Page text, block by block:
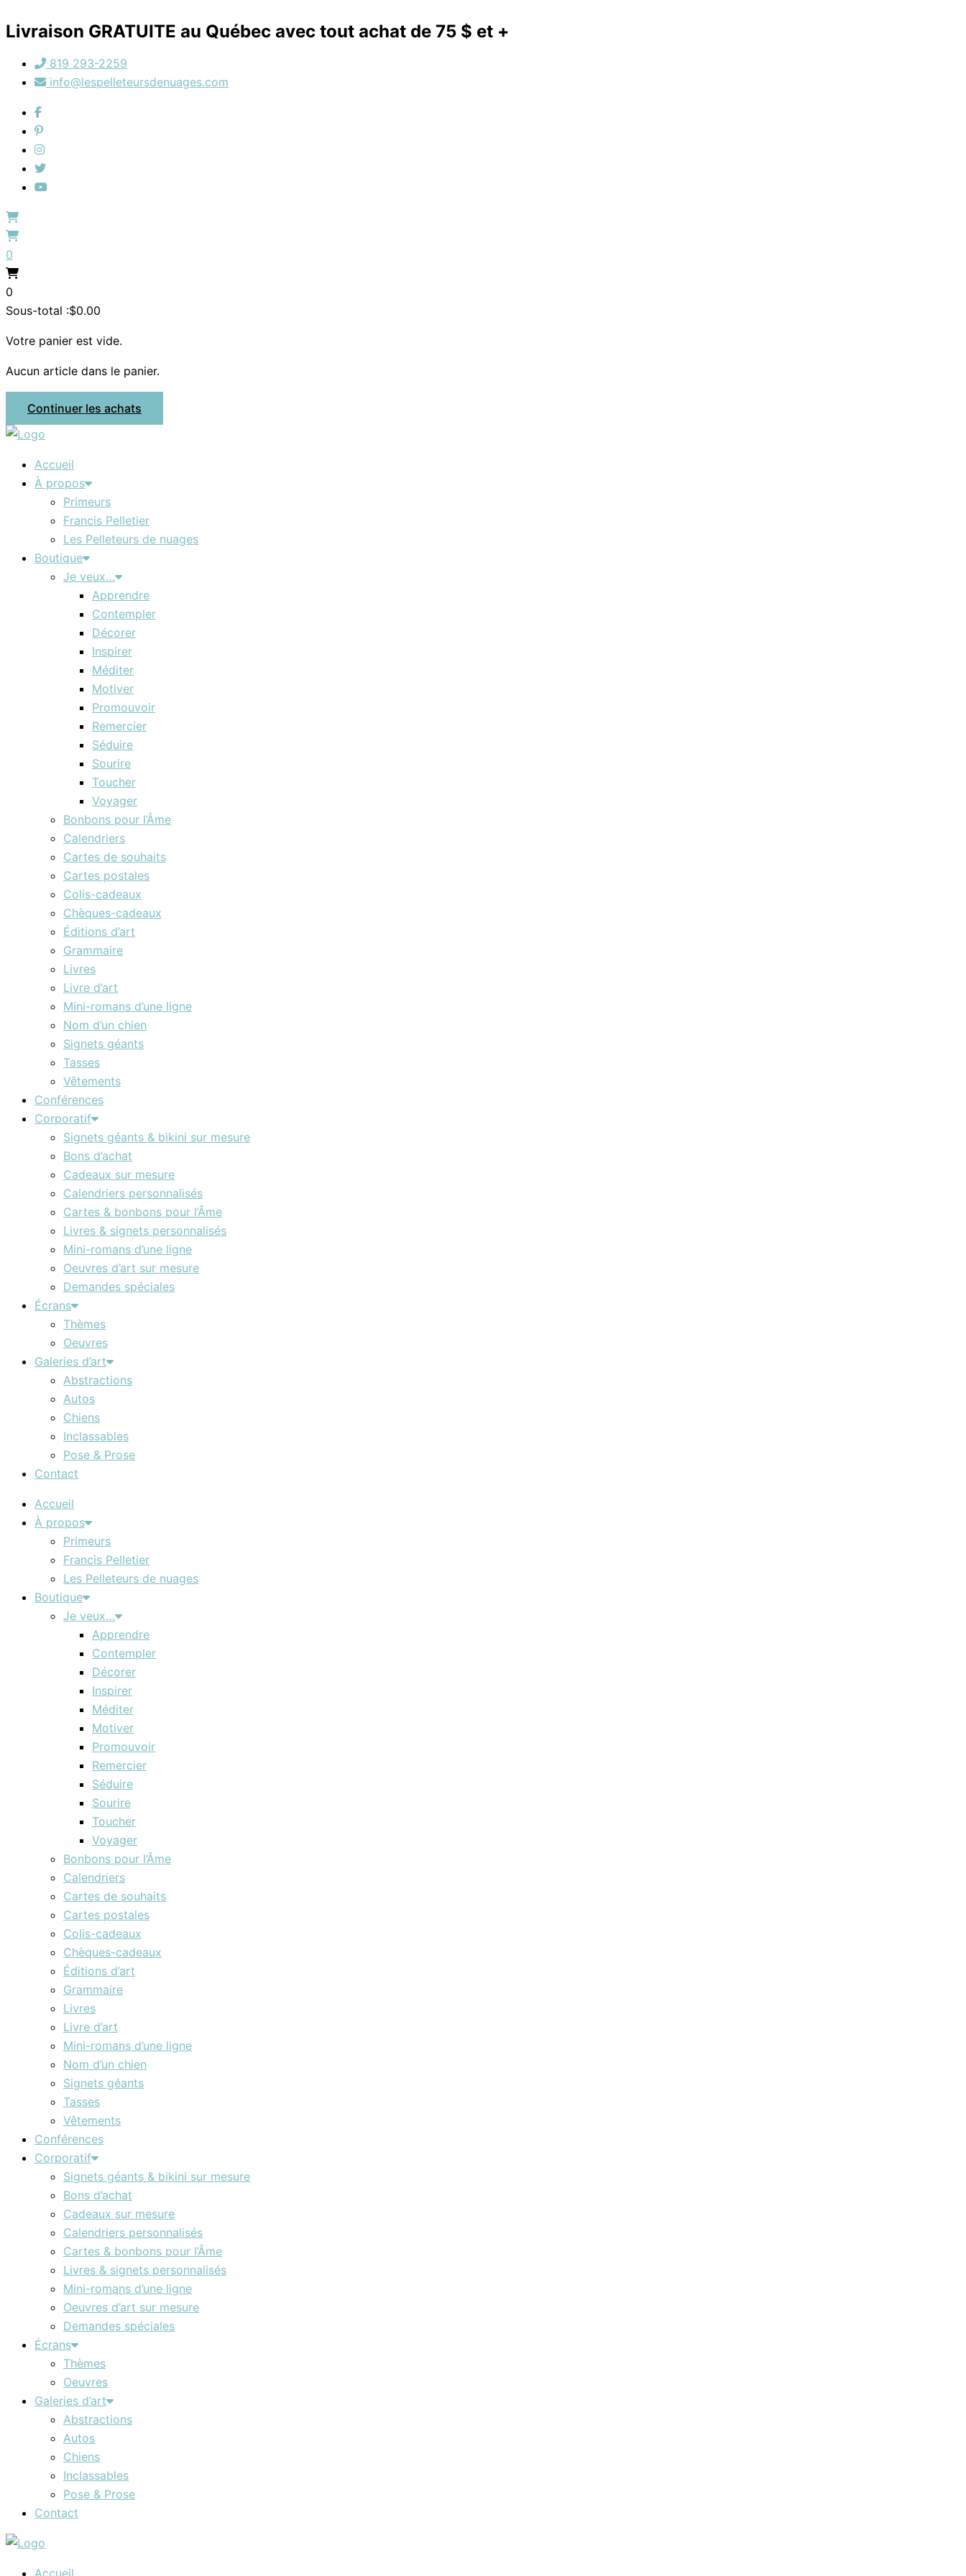
au
Livraison GRATUITE au Québec avec tout achat de 75 $ et +
819 293-2259
info@lespelleteursdenuages.com
0
0
Sous-total :$0.00
Votre panier est vide.
Aucun article dans le panier.
Continuer les achats
Accueil
À propos
Primeurs
Francis Pelletier
Les Pelleteurs de nuages
Boutique
Je veux…
Apprendre
Contempler
Décorer
Inspirer
Méditer
Motiver
Promouvoir
Remercier
Séduire
Sourire
Toucher
Voyager
Bonbons pour l’Âme
Calendriers
Cartes de souhaits
Cartes postales
Colis-cadeaux
Chèques-cadeaux
Éditions d’art
Grammaire
Livres
Livre d’art
Mini-romans d’une ligne
Nom d’un chien
Signets géants
Tasses
Vêtements
Conférences
Corporatif
Signets géants & bikini sur mesure
Bons d’achat
Cadeaux sur mesure
Calendriers personnalisés
Cartes & bonbons pour l’Âme
Livres & signets personnalisés
Mini-romans d’une ligne
Oeuvres d’art sur mesure
Demandes spéciales
Écrans
Thèmes
Oeuvres
Galeries d’art
Abstractions
Autos
Chiens
Inclassables
Pose & Prose
Contact
Accueil
À propos
Primeurs
Francis Pelletier
Les Pelleteurs de nuages
Boutique
Je veux…
Apprendre
Contempler
Décorer
Inspirer
Méditer
Motiver
Promouvoir
Remercier
Séduire
Sourire
Toucher
Voyager
Bonbons pour l’Âme
Calendriers
Cartes de souhaits
Cartes postales
Colis-cadeaux
Chèques-cadeaux
Éditions d’art
Grammaire
Livres
Livre d’art
Mini-romans d’une ligne
Nom d’un chien
Signets géants
Tasses
Vêtements
Conférences
Corporatif
Signets géants & bikini sur mesure
Bons d’achat
Cadeaux sur mesure
Calendriers personnalisés
Cartes & bonbons pour l’Âme
Livres & signets personnalisés
Mini-romans d’une ligne
Oeuvres d’art sur mesure
Demandes spéciales
Écrans
Thèmes
Oeuvres
Galeries d’art
Abstractions
Autos
Chiens
Inclassables
Pose & Prose
Contact
Accueil